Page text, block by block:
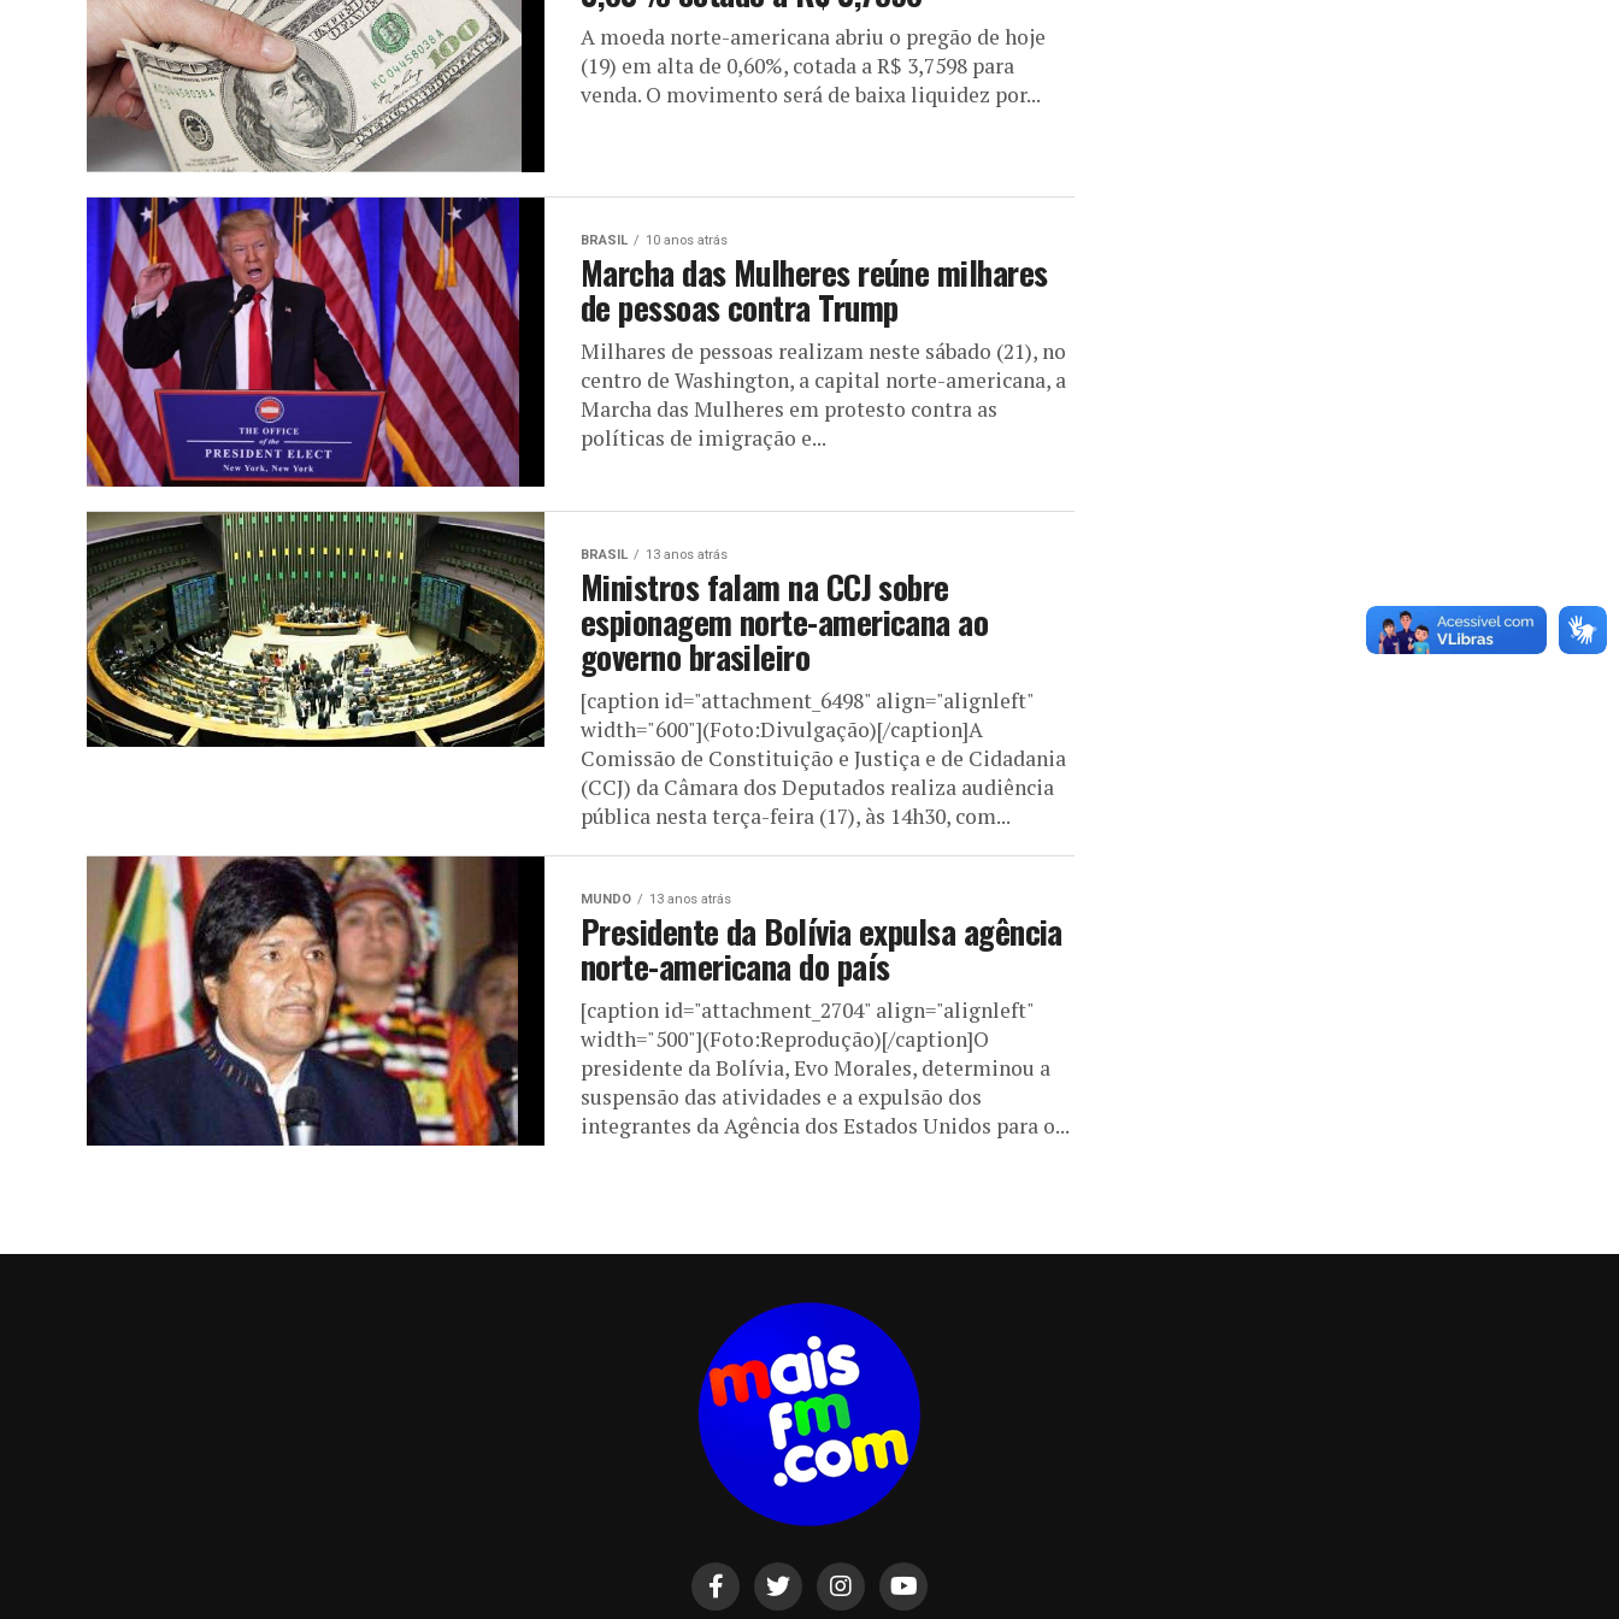
A moeda norte-americana abriu o pregão de hoje
(19) em alta de 0,60%, cotada a R$ 3,7598 para
venda. O movimento será de baixa liquidez por...
BRASIL 10 anos atrás
Marcha das Mulheres reúne milhares
de pessoas contra Trump
Milhares de pessoas realizam neste sábado (21), no
centro de Washington, a capital norte-americana, a
Marcha das Mulheres em protesto contra as
políticas de imigração e...
BRASIL 13 anos atrás
Ministros falam na CCJ sobre
espionagem norte-americana ao
governo brasileiro
[caption id="attachment_6498" align="alignleft"
width="600"](Foto:Divulgação)[/caption]A
Comissão de Constituição e Justiça e de Cidadania
(CCJ) da Câmara dos Deputados realiza audiência
pública nesta terça-feira (17), às 14h30, com...
MUNDO 13 anos atrás
Presidente da Bolívia expulsa agência
norte-americana do país
[caption id="attachment_2704" align="alignleft"
width="500"](Foto:Reprodução)[/caption]O
presidente da Bolívia, Evo Morales, determinou a
suspensão das atividades e a expulsão dos
integrantes da Agência dos Estados Unidos para o...